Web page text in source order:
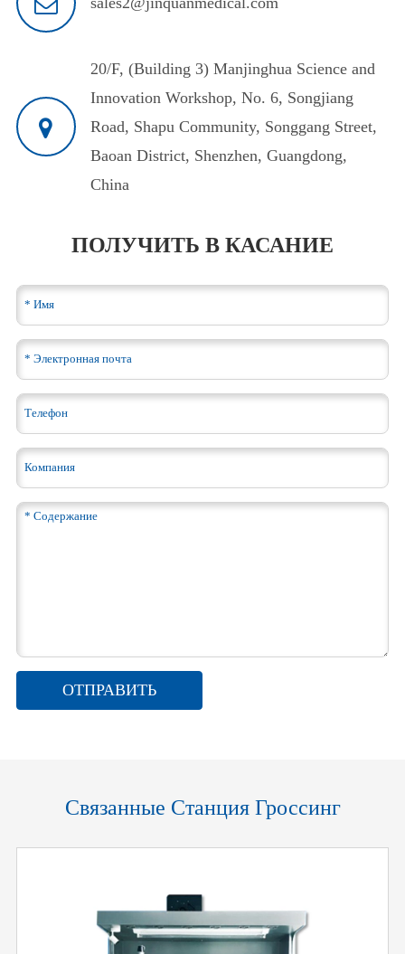
20/F, (Building 3) Manjinghua Science and
Innovation Workshop, No. 6, Songjiang
Road, Shapu Community, Songgang Street,
Baoan District, Shenzhen, Guangdong,
China
ПОЛУЧИТЬ В КАСАНИЕ
ОТПРАВИТЬ
Связанные Станция Гроссинг